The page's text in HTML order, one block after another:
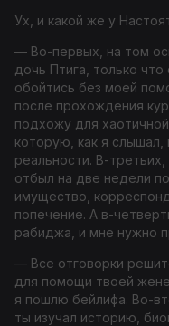
Ух, и какой же у
— Во-первых, на том
дочь Птига, только
обойтись без моей
после прохождения
подхожу для
которую, как я
реальности. В-
отбыл на две недели
имущество,
попечение. А в-
рабиджа, и мне нужно
— Все отговорки
для помощи твоей
я пошлю бейлифа. Во-
ты изучал историю,